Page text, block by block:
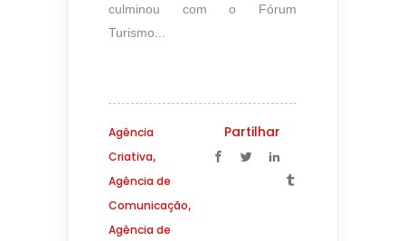
culminou com o Fórum
Turismo...
Agência
Criativa,
Agência de
Comunicação,
Agência de
Partilhar